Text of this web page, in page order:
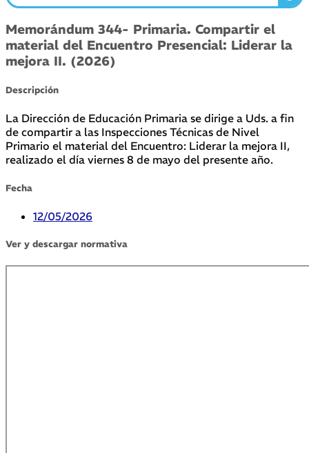
Memorándum 344- Primaria. Compartir el
material del Encuentro Presencial: Liderar la
mejora II. (2026)
Descripción
La Dirección de Educación Primaria se dirige a Uds. a fin
de compartir a las Inspecciones Técnicas de Nivel
Primario el material del Encuentro: Liderar la mejora II,
realizado el día viernes 8 de mayo del presente año.
Fecha
12/05/2026
Ver y descargar normativa